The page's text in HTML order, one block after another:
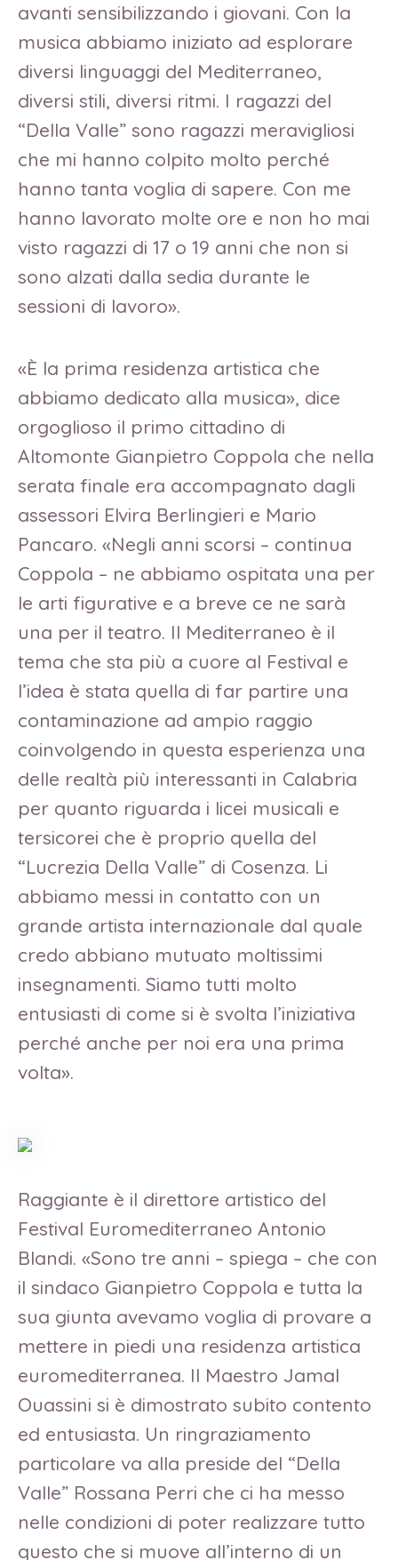
avanti sensibilizzando i giovani. Con la
musica abbiamo iniziato ad esplorare
diversi linguaggi del Mediterraneo,
diversi stili, diversi ritmi. I ragazzi del
“Della Valle” sono ragazzi meravigliosi
che mi hanno colpito molto perché
hanno tanta voglia di sapere. Con me
hanno lavorato molte ore e non ho mai
visto ragazzi di 17 o 19 anni che non si
sono alzati dalla sedia durante le
sessioni di lavoro».
«È la prima residenza artistica che
abbiamo dedicato alla musica», dice
orgoglioso il primo cittadino di
Altomonte Gianpietro Coppola che nella
serata finale era accompagnato dagli
assessori Elvira Berlingieri e Mario
Pancaro. «Negli anni scorsi – continua
Coppola – ne abbiamo ospitata una per
le arti figurative e a breve ce ne sarà
una per il teatro. Il Mediterraneo è il
tema che sta più a cuore al Festival e
l’idea è stata quella di far partire una
contaminazione ad ampio raggio
coinvolgendo in questa esperienza una
delle realtà più interessanti in Calabria
per quanto riguarda i licei musicali e
tersicorei che è proprio quella del
“Lucrezia Della Valle” di Cosenza. Li
abbiamo messi in contatto con un
grande artista internazionale dal quale
credo abbiano mutuato moltissimi
insegnamenti. Siamo tutti molto
entusiasti di come si è svolta l’iniziativa
perché anche per noi era una prima
volta».
Raggiante è il direttore artistico del
Festival Euromediterraneo Antonio
Blandi. «Sono tre anni – spiega – che con
il sindaco Gianpietro Coppola e tutta la
sua giunta avevamo voglia di provare a
mettere in piedi una residenza artistica
euromediterranea. Il Maestro Jamal
Ouassini si è dimostrato subito contento
ed entusiasta. Un ringraziamento
particolare va alla preside del “Della
Valle” Rossana Perri che ci ha messo
nelle condizioni di poter realizzare tutto
questo che si muove all’interno di un